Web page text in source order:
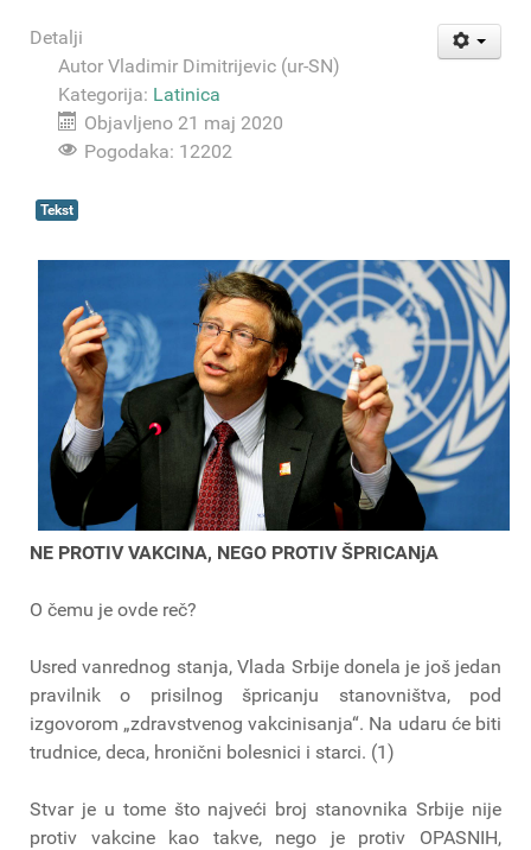
Detalji
Autor Vladimir Dimitrijevic (ur-SN)
Kategorija: Latinica
Objavljeno 21 maj 2020
Pogodaka: 12202
Tekst
NE PROTIV VAKCINA, NEGO PROTIV ŠPRICANjA
O čemu je ovde reč?
Usred vanrednog stanja, Vlada Srbije donela je još jedan
pravilnik o prisilnog špricanju stanovništva, pod
izgovorom „zdravstvenog vakcinisanja“. Na udaru će biti
trudnice, deca, hronični bolesnici i starci. (1)
Stvar je u tome što najveći broj stanovnika Srbije nije
protiv vakcine kao takve, nego je protiv OPASNIH,